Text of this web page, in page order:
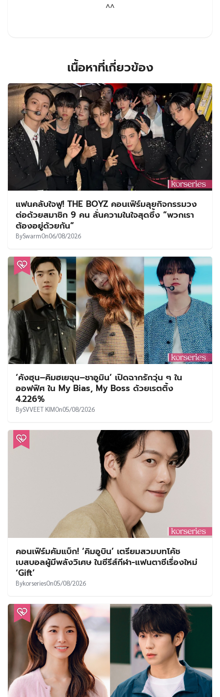
^^
เนื้อหาที่เกี่ยวข้อง
แฟนคลับใจฟู! THE BOYZ คอนเฟิร์มลุยกิจกรรมวง
ต่อด้วยสมาชิก 9 คน ลั่นความในใจสุดซึ้ง “พวกเรา
ต้องอยู่ด้วยกัน”
BySwarmOn06/08/2026
‘คังฮุน–คิมฮเยจุน–ชาอูมิน’ เปิดฉากรักวุ่น ๆ ใน
ออฟฟิศ ใน My Bias, My Boss ด้วยเรตติ้ง
4.226%
BySVVEET KIMOn05/08/2026
คอนเฟิร์มคัมแบ็ก! ‘คิมอูบิน’ เตรียมสวมบทโค้ช
เบสบอลผู้มีพลังวิเศษ ในซีรีส์กีฬา-แฟนตาซีเรื่องใหม่
‘Gift’
BykorseriesOn05/08/2026